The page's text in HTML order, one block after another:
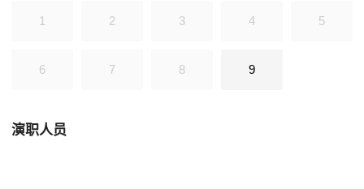
要让刁阳为当年抛弃自己付出代价。齐蕊用范志伟借给自己的资金在海都
1 2 3 4 5
6 7 8 9
演职人员